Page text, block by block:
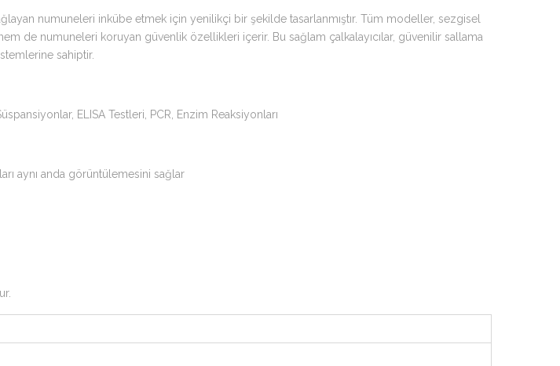
numuneleri inkübe etmek için yenilikçi bir şekilde tasarlanmıştır. Tüm modeller, sezgisel
de numuneleri koruyan güvenlik özellikleri içerir. Bu sağlam çalkalayıcılar, güvenilir sallama
sahiptir.
ELISA Testleri, PCR, Enzim Reaksiyonları
aynı anda görüntülemesini sağlar